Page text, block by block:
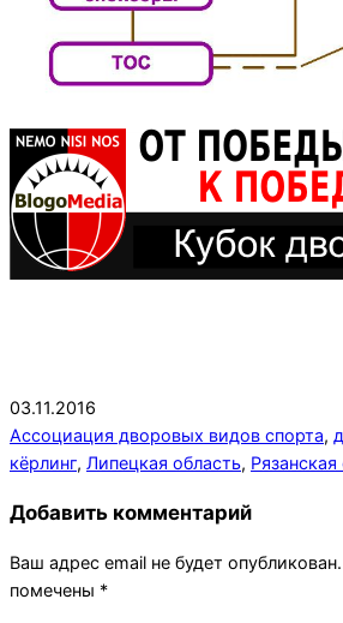
2016-
11-
03
03.11.2016
Ассоциация дворовых видов спорта,
кёрлинг, Липецкая область, Рязанская
Добавить комментарий
Ваш адрес email не будет опубликован.
помечены *